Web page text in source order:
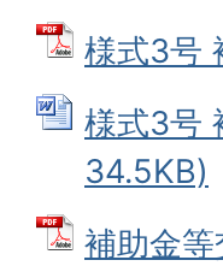
様式3号
様式3号
34.5KB)
補助金